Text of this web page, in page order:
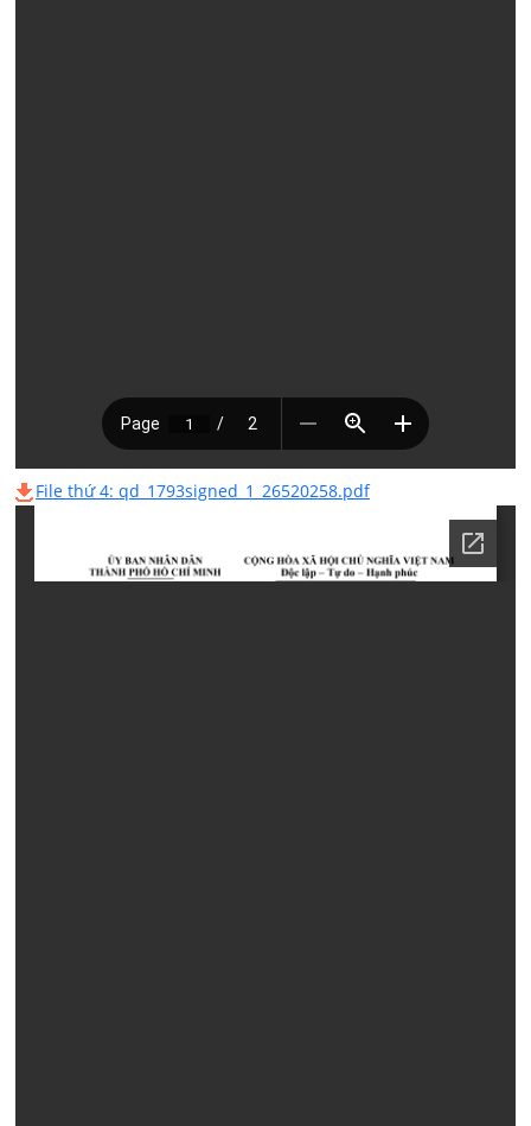
File thứ 4: qd_1793signed_1_26520258.pdf